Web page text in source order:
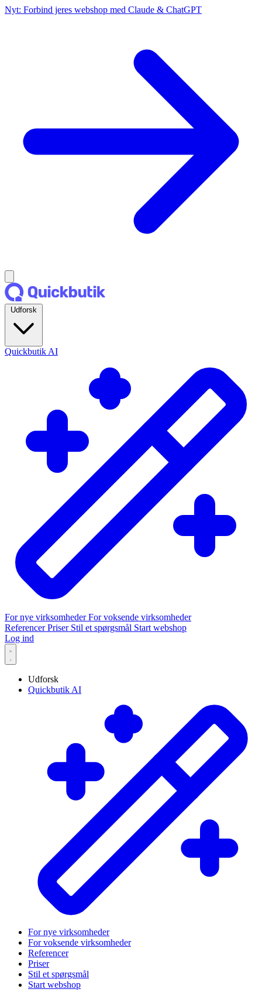
Nyt: Forbind jeres webshop med Claude & ChatGPT
Quickbutik AI
For nye virksomhederFor voksende virksomheder
ReferencerPriser Stil et spørgsmål Start webshop
Log ind
Udforsk
Quickbutik AI
For nye virksomheder
For voksende virksomheder
Referencer
Priser
Stil et spørgsmål
Start webshop